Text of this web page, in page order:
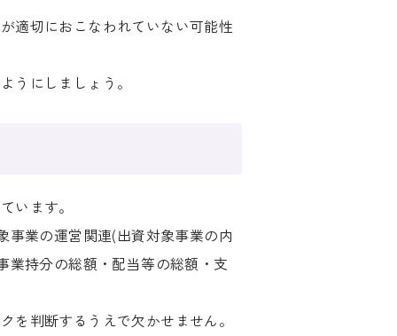
適切におこなわれていない可能性
うにしましょう。
います。
事業の運営関連(出資対象事業の内
業持分の総額・配当等の総額・支
を判断するうえで欠かせません。